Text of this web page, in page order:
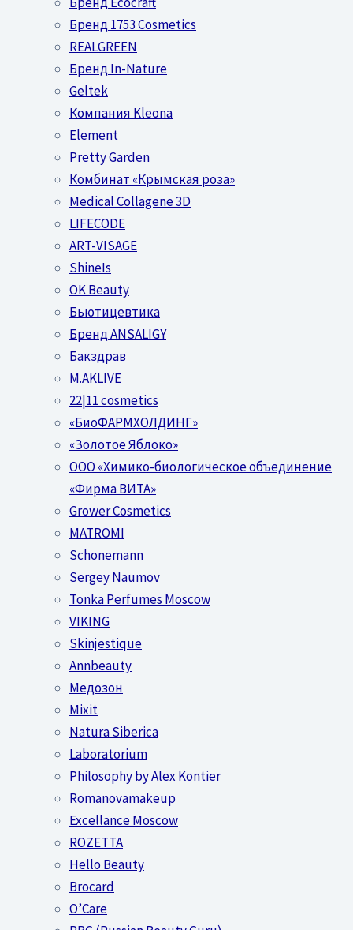
Бренд 1753 Cosmetics
REALGREEN
Бренд In-Nature
Geltek
Компания Kleona
Element
Pretty Garden
Комбинат «Крымская роза»
Medical Collagene 3D
LIFECODE
ART-VISAGE
ShineIs
OK Beauty
Бьютицевтика
Бренд ANSALIGY
Бакздрав
M.AKLIVE
22|11 cosmetics
«БиоФАРМХОЛДИНГ»
«Золотое Яблоко»
OOO «Химико-биологическое объединение
«Фирма ВИТА»
Grower Cosmetics
MATROMI
Schonemann
Sergey Naumov
Tonka Perfumes Moscow
VIKING
Skinjestique
Annbeauty
Медозон
Mixit
Natura Siberica
Laboratorium
Philosophy by Alex Kontier
Romanovamakeup
Excellance Moscow
ROZETTA
Hello Beauty
Brocard
O’Care